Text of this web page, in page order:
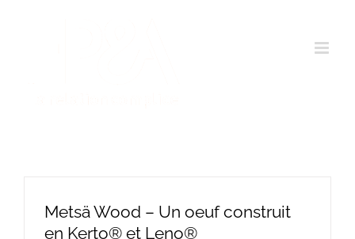
Metsä Wood – Un oeuf construit
en Kerto® et Leno®